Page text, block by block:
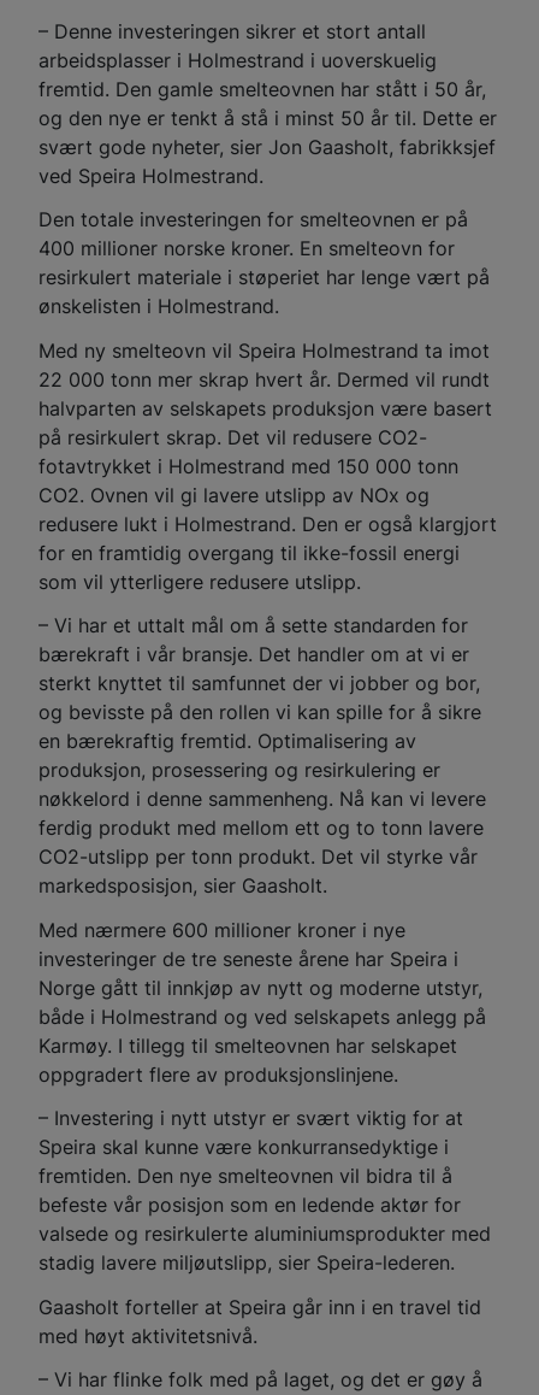
– Denne investeringen sikrer et stort antall
arbeidsplasser i Holmestrand i uoverskuelig
fremtid. Den gamle smelteovnen har stått i 50 år,
og den nye er tenkt å stå i minst 50 år til. Dette er
svært gode nyheter, sier Jon Gaasholt, fabrikksjef
ved Speira Holmestrand.
Den totale investeringen for smelteovnen er på
400 millioner norske kroner. En smelteovn for
resirkulert materiale i støperiet har lenge vært på
ønskelisten i Holmestrand.
Med ny smelteovn vil Speira Holmestrand ta imot
22 000 tonn mer skrap hvert år. Dermed vil rundt
halvparten av selskapets produksjon være basert
på resirkulert skrap. Det vil redusere CO2-
fotavtrykket i Holmestrand med 150 000 tonn
CO2. Ovnen vil gi lavere utslipp av NOx og
redusere lukt i Holmestrand. Den er også klargjort
for en framtidig overgang til ikke-fossil energi
som vil ytterligere redusere utslipp.
– Vi har et uttalt mål om å sette standarden for
bærekraft i vår bransje. Det handler om at vi er
sterkt knyttet til samfunnet der vi jobber og bor,
og bevisste på den rollen vi kan spille for å sikre
en bærekraftig fremtid. Optimalisering av
produksjon, prosessering og resirkulering er
nøkkelord i denne sammenheng. Nå kan vi levere
ferdig produkt med mellom ett og to tonn lavere
CO2-utslipp per tonn produkt. Det vil styrke vår
markedsposisjon, sier Gaasholt.
Med nærmere 600 millioner kroner i nye
investeringer de tre seneste årene har Speira i
Norge gått til innkjøp av nytt og moderne utstyr,
både i Holmestrand og ved selskapets anlegg på
Karmøy. I tillegg til smelteovnen har selskapet
oppgradert flere av produksjonslinjene.
– Investering i nytt utstyr er svært viktig for at
Speira skal kunne være konkurransedyktige i
fremtiden. Den nye smelteovnen vil bidra til å
befeste vår posisjon som en ledende aktør for
valsede og resirkulerte aluminiumsprodukter med
stadig lavere miljøutslipp, sier Speira-lederen.
Gaasholt forteller at Speira går inn i en travel tid
med høyt aktivitetsnivå.
– Vi har flinke folk med på laget, og det er gøy å